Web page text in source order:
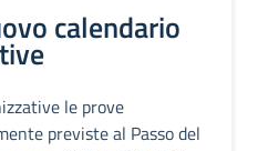
calendario
le prove
previste al Passo del